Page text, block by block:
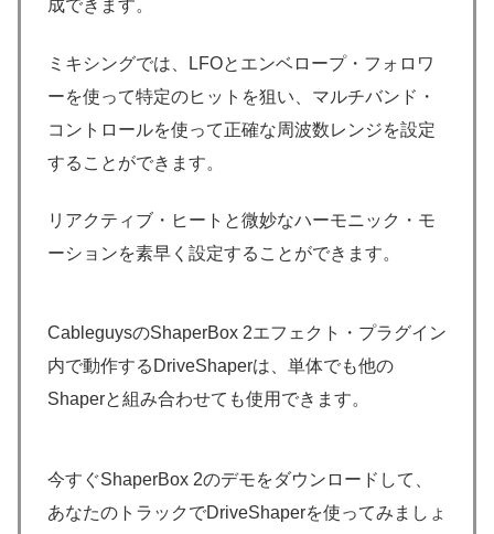
成できます。
ミキシングでは、LFOとエンベロープ・フォロワ
ーを使って特定のヒットを狙い、マルチバンド・
コントロールを使って正確な周波数レンジを設定
することができます。
リアクティブ・ヒートと微妙なハーモニック・モ
ーションを素早く設定することができます。
CableguysのShaperBox 2エフェクト・プラグイン
内で動作するDriveShaperは、単体でも他の
Shaperと組み合わせても使用できます。
今すぐShaperBox 2のデモをダウンロードして、
あなたのトラックでDriveShaperを使ってみましょ